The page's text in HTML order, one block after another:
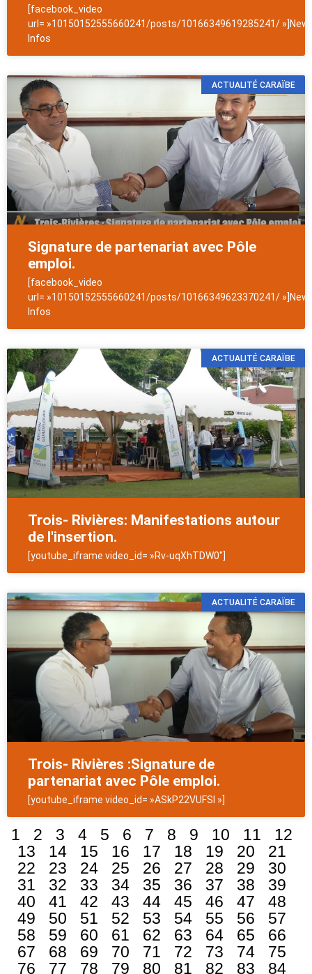
[facebook_video
url= »10150152555660241/posts/10166349619285241/
Infos
ACTUALITÉ CARAÏBE
Signature de partenariat avec Pôle
emploi.
[facebook_video
url= »10150152555660241/posts/10166349623370241/
Infos
ACTUALITÉ CARAÏBE
Trois- Rivières: Manifestations autour
de l'insertion.
[youtube_iframe video_id= »Rv-uqXhTDW0″]
ACTUALITÉ CARAÏBE
Trois- Rivières :Signature de
partenariat avec Pôle emploi.
[youtube_iframe video_id= »ASkP22VUFSI »]
1 2 3 4 5 6 7 8 9 10 11
12
13
14 15 16 17 18 19 20
21
22
23 24 25 26 27 28 29
30
31
32 33 34 35 36 37 38
39
40
41 42 43 44 45 46 47
48
49
50 51 52 53 54 55 56
57
58
59 60 61 62 63 64 65
66
67
68 69 70 71 72 73 74
75
76
77 78 79 80 81 82 83 84